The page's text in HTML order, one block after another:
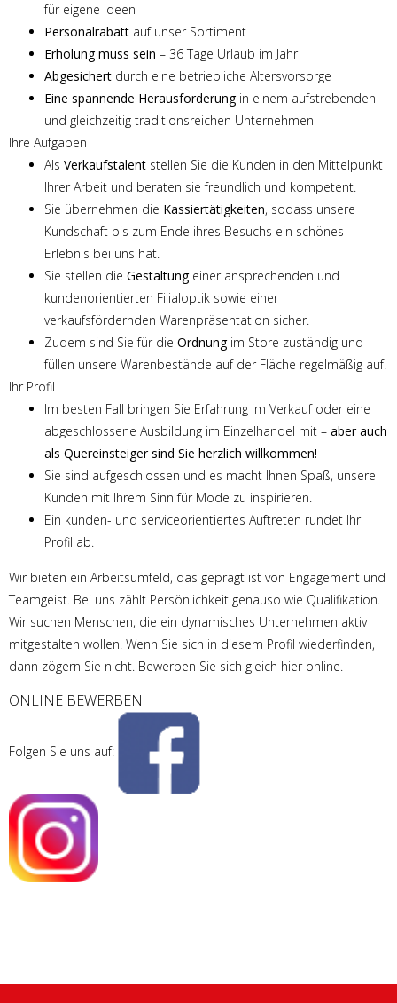
für eigene Ideen
Personalrabatt auf unser Sortiment
Erholung muss sein – 36 Tage Urlaub im Jahr
Abgesichert durch eine betriebliche Altersvorsorge
Eine spannende Herausforderungin einem aufstrebenden
und gleichzeitig traditionsreichen Unternehmen
Ihre Aufgaben
Als Verkaufstalent stellen Sie die Kunden in den Mittelpunkt
Ihrer Arbeit und beraten sie freundlich und kompetent.
Sie übernehmen die Kassiertätigkeiten, sodass unsere
Kundschaft bis zum Ende ihres Besuchs ein schönes
Erlebnis bei uns hat.
Sie stellen die Gestaltungeiner ansprechenden und
kundenorientierten Filialoptik sowie einer
verkaufsfördernden Warenpräsentation sicher.
Zudem sind Sie für die Ordnungim Store zuständig und
füllen unsere Warenbestände auf der Fläche regelmäßig auf.
Ihr Profil
Im besten Fall bringen Sie Erfahrung im Verkauf oder eine
abgeschlossene Ausbildung im Einzelhandel mit – aber auch
als Quereinsteiger sind Sie herzlich willkommen!
Sie sind aufgeschlossen und es macht Ihnen Spaß, unsere
Kunden mit Ihrem Sinn für Mode zu inspirieren.
Ein kunden- und serviceorientiertes Auftreten rundet Ihr
Profil ab.
Wir bieten ein Arbeitsumfeld, das geprägt ist von Engagement und
Teamgeist. Bei uns zählt Persönlichkeit genauso wie Qualifikation.
Wir suchen Menschen, die ein dynamisches Unternehmen aktiv
mitgestalten wollen. Wenn Sie sich in diesem Profil wiederfinden,
dann zögern Sie nicht. Bewerben Sie sich gleich hier online.
ONLINE BEWERBEN
Folgen Sie uns auf: